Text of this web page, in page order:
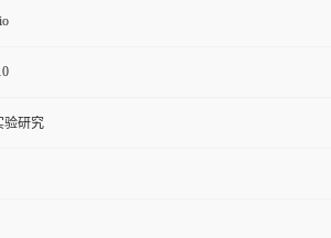
验研究